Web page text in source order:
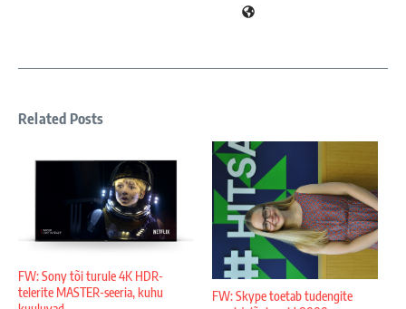
Related Posts
FW: Sony tõi turule 4K HDR-
telerite MASTER-seeria, kuhu
FW: Skype toetab tudengite